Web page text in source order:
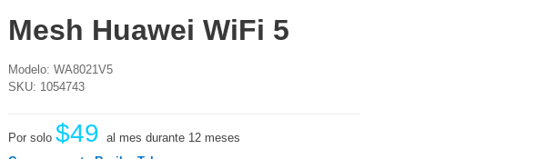
Mesh Huawei WiFi 5
Modelo: WA8021V5
SKU: 1054743
Por solo $49 al mes durante 12 meses